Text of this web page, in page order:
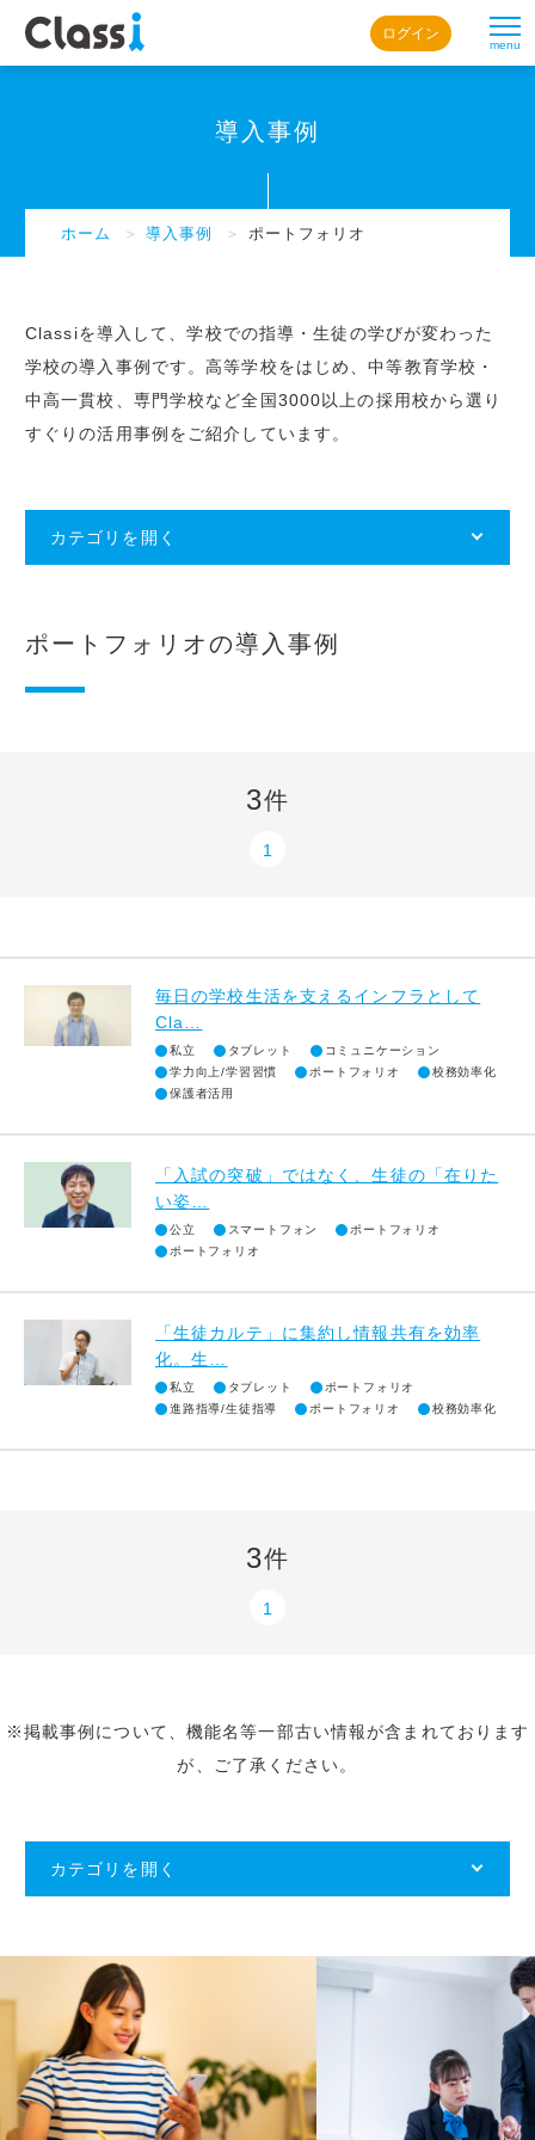
menu
ログイン
導入事例
ホーム ＞導入事例 ＞ ポートフォリオ
Classiを導入して、学校での指導・生徒の学びが変わった
学校の導入事例です。高等学校をはじめ、中等教育学校・
中高一貫校、専門学校など全国3000以上の採用校から選り
すぐりの活用事例をご紹介しています。
カテゴリを開く
ポートフォリオの導入事例
3件
1
毎日の学校生活を支えるインフラとして
Cla…
私立 タブレット
コミュニケーション
学力向上/学習習慣
ポートフォリオ
校務効率化
保護者活用
「入試の突破」ではなく、生徒の「在りた
い姿…
公立 スマートフォン
ポートフォリオ
ポートフォリオ
「生徒カルテ」に集約し情報共有を効率
化。生…
私立 タブレット
ポートフォリオ
進路指導/生徒指導
ポートフォリオ 校務効率化
3件
1
※掲載事例について、機能名等一部古い情報が含まれております
が、ご了承ください。
カテゴリを開く